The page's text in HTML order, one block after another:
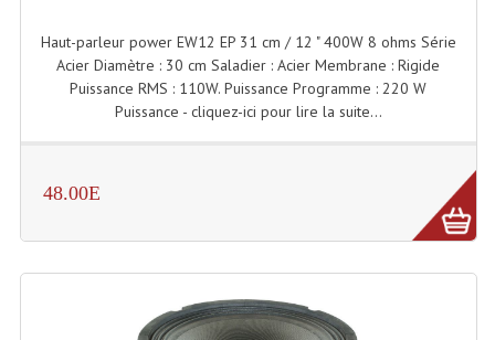
Stroboscopes
Câbles, Connectiques.
Câble Multi-Paires Audio
Haut-parleur power EW12 EP 31 cm / 12 " 400W 8 ohms Série
Acier Diamètre : 30 cm Saladier : Acier Membrane : Rigide
Puissance RMS : 110W. Puissance Programme : 220 W
Puissance - cliquez-ici pour lire la suite...
48.00E